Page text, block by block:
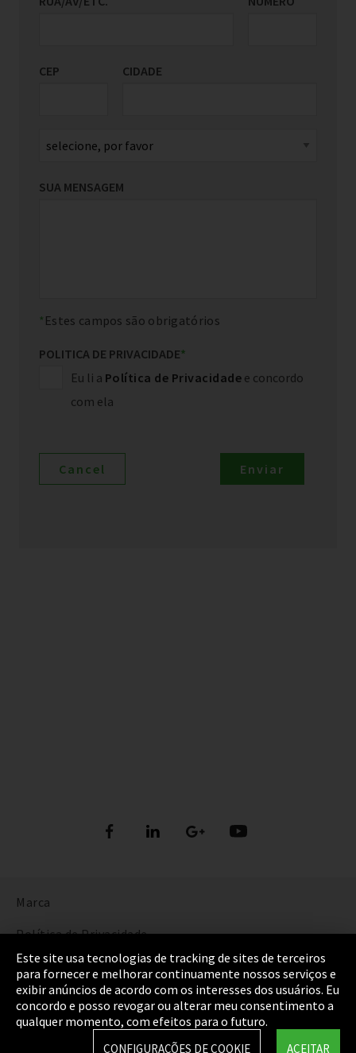
CEP CIDADE
SUA MENSAGEM
Estes campos são obrigatórios
POLITICA DE PRIVACIDADE*
Eu li a Política de Privacidade e concordo
com ela
Marca
Política de Privacidade
Cookie Settings
Termos e Condições
Mapa do Site
Este site usa tecnologias de tracking de sites de terceiros
para fornecer e melhorar continuamente nossos serviços e
exibir anúncios de acordo com os interesses dos usuários. Eu
concordo e posso revogar ou alterar meu consentimento a
qualquer momento, com efeitos para o futuro.
ACEITAR
CONFIGURAÇÕES DE COOKIE